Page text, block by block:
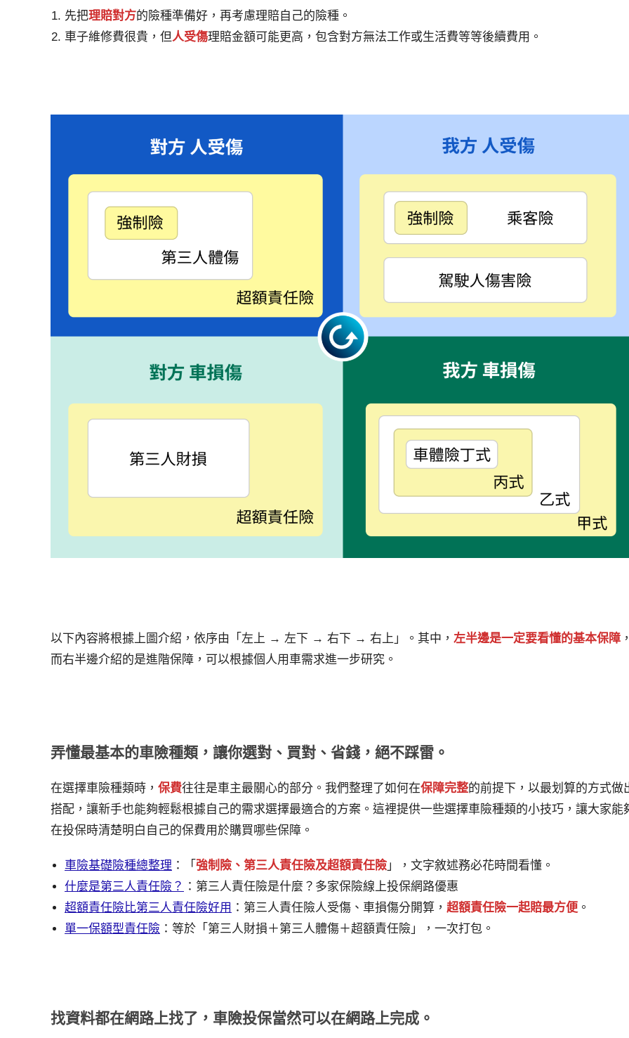
先把理賠對方的險種準備好，再考慮理賠自己的險種。
車子維修費很貴，但人受傷理賠金額可能更高，包含對方無法工作或生活費等等後續費用。
以下內容將根據上圖介紹，依序由「左上 → 左下 → 右下 → 右上」。其中， 左半邊是一定要看懂的基本保障
而右半邊介紹的是進階保障，可以根據個人用車需求進一步研究。
弄懂最基本的車險種類，讓你選對、買對、省錢，絕不踩雷。
在選擇車險種類時， 保費往往是車主最關心的部分。我們整理了如何在保障完整的前提下，以最划算的方式做
搭配，讓新手也能夠輕鬆根據自己的需求選擇最適合的方案。這裡提供一些選擇車險種類的小技巧，讓大家能
在投保時清楚明白自己的保費用於購買哪些保障。
車險基礎險種總整理 ：「 強制險、第三人責任險及超額責任險 」，文字敘述務必花時間看懂。
什麼是第三人責任險？ ：第三人責任險是什麼？多家保險線上投保網路優惠
超額責任險比第三人責任險好用 ：第三人責任險人受傷、車損傷分開算， 超額責任險一起賠最方便 。
單一保額型責任險 ：等於「第三人財損＋第三人體傷＋超額責任險」，一次打包。
找資料都在網路上找了，車險投保當然可以在網路上完成。